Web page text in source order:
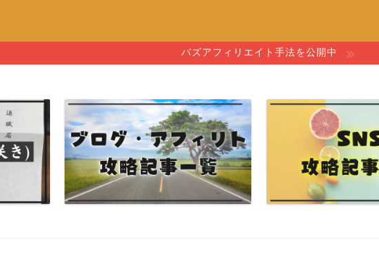
バズアフィリエイト手法を公開中